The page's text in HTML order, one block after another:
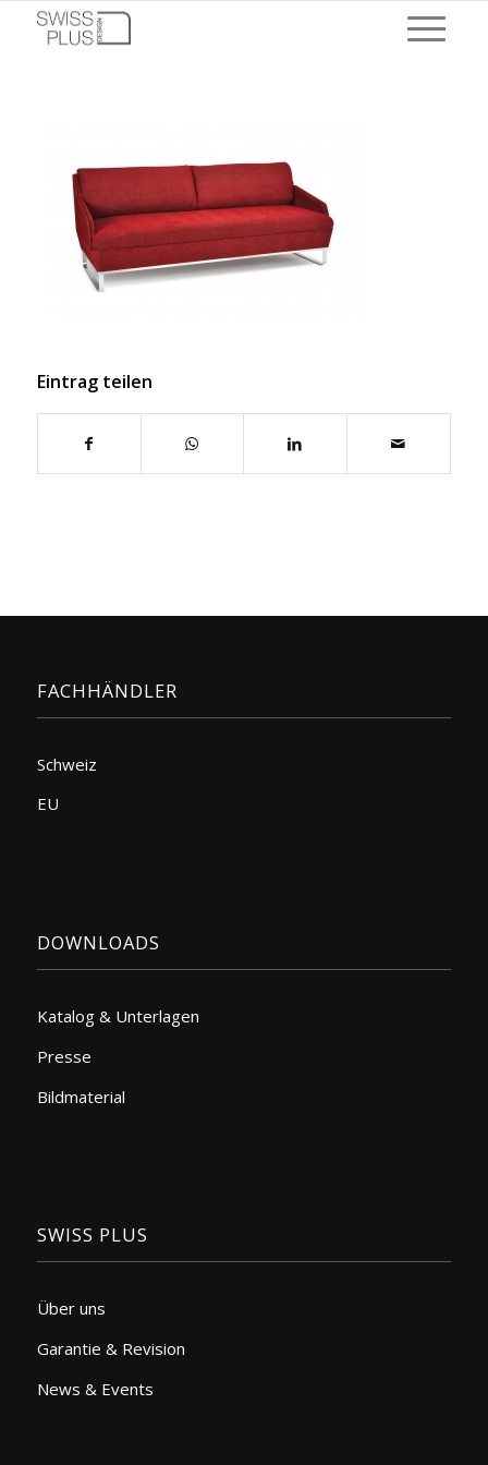
Eintrag teilen
FACHHÄNDLER
Schweiz
EU
DOWNLOADS
Katalog & Unterlagen
Presse
Bildmaterial
SWISS PLUS
Über uns
Garantie & Revision
News & Events